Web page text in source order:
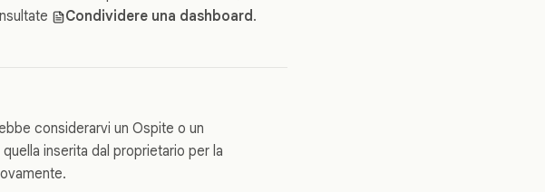
Condividere una dashboard.
considerarvi un Ospite o un
inserita dal proprietario per la